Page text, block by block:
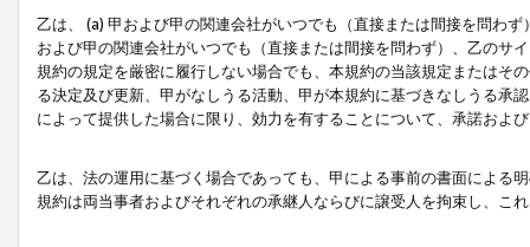
乙は、 (a) 甲および甲の関連会社がいつでも（直接または間接を問わ
および甲の関連会社がいつでも（直接または間接を問わず）、乙のサ
規約の規定を厳密に履行しない場合でも、本規約の当該規定またはそ
る決定及び更新、甲がなしうる活動、甲が本規約に基づきなしうる承
によって提供した場合に限り、効力を有することについて、承諾およ
乙は、法の運用に基づく場合であっても、甲による事前の書面による
規約は両当事者およびそれぞれの承継人ならびに譲受人を拘束し、こ